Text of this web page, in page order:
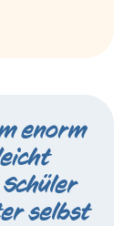
enorm
selbst